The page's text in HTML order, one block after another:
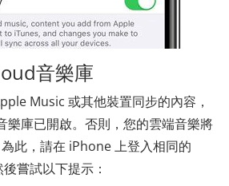
音樂庫
Music 或其他裝置同步的內容，
樂庫已開啟。否則，您的雲端音樂將
此，請在 iPhone 上登入相同的
嘗試以下提示：